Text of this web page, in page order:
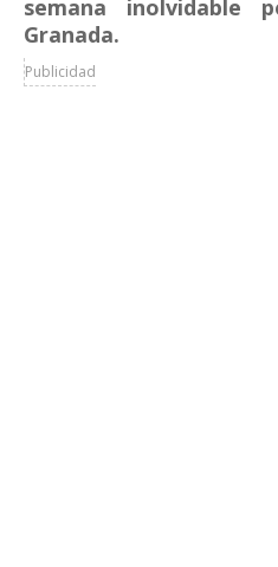
semana inolvidable
Granada.
Publicidad